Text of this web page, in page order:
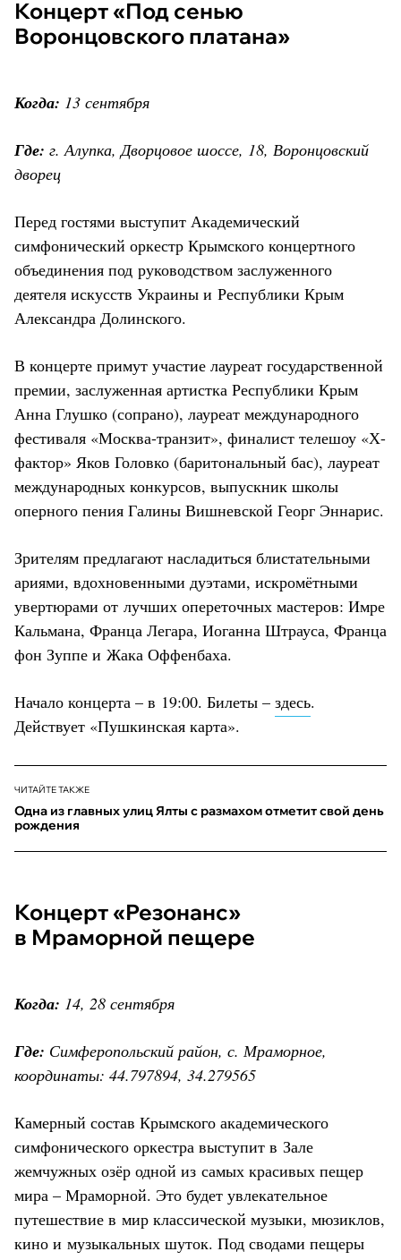
Концерт «Под сенью
Воронцовского платана»
Когда: 13 сентября
Где: г. Алупка, Дворцовое шоссе, 18, Воронцовский
дворец
Перед гостями выступит Академический
симфонический оркестр Крымского концертного
объединения под руководством заслуженного
деятеля искусств Украины и Республики Крым
Александра Долинского.
В концерте примут участие лауреат государственной
премии, заслуженная артистка Республики Крым
Анна Глушко (сопрано), лауреат международного
фестиваля «Москва-транзит», финалист телешоу «Х-
фактор» Яков Головко (баритональный бас), лауреат
международных конкурсов, выпускник школы
оперного пения Галины Вишневской Георг Эннарис.
Зрителям предлагают насладиться блистательными
ариями, вдохновенными дуэтами, искромётными
увертюрами от лучших опереточных мастеров: Имре
Кальмана, Франца Легара, Иоганна Штрауса, Франца
фон Зуппе и Жака Оффенбаха.
Начало концерта – в 19:00. Билеты – здесь.
Действует «Пушкинская карта».
ЧИТАЙТЕ ТАКЖЕ
Одна из главных улиц Ялты с размахом отметит свой день
рождения
Концерт «Резонанс»
в Мраморной пещере
Когда: 14, 28 сентября
Где: Симферопольский район, с. Мраморное,
координаты: 44.797894, 34.279565
Камерный состав Крымского академического
симфонического оркестра выступит в Зале
жемчужных озёр одной из самых красивых пещер
мира – Мраморной. Это будет увлекательное
путешествие в мир классической музыки, мюзиклов,
кино и музыкальных шуток. Под сводами пещеры